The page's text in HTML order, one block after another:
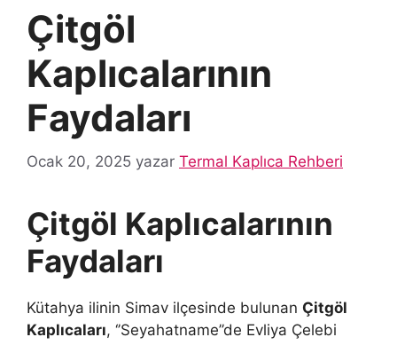
Çitgöl
Kaplıcalarının
Faydaları
Ocak 20, 2025 yazar Termal Kaplıca Rehberi
Çitgöl Kaplıcalarının
Faydaları
Kütahya ilinin Simav ilçesinde bulunan Çitgöl
Kaplıcaları, ‘’Seyahatname’’de Evliya Çelebi